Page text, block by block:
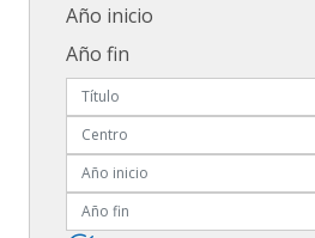
Año inicio
Año fin